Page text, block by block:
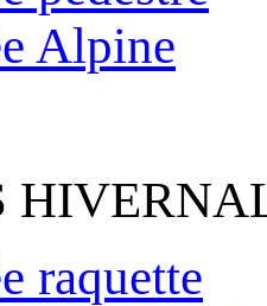
Alpine
raquette